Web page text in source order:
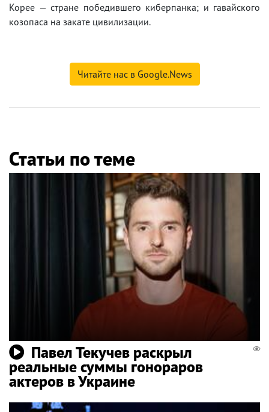
Корее — стране победившего киберпанка; и гавайского
козопаса на закате цивилизации.
Читайте нас в Google.News
Статьи по теме
Павел Текучев раскрыл
реальные суммы гонораров
актеров в Украине